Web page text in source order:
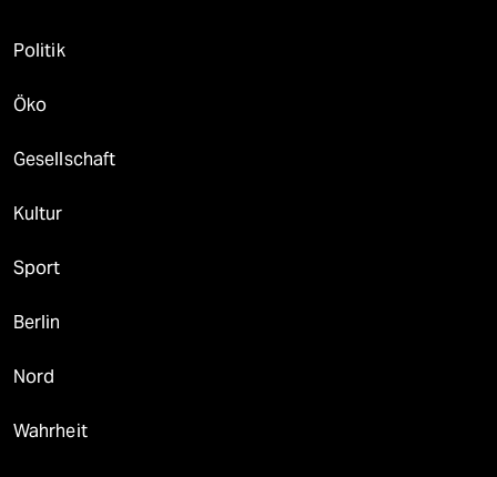
Politik
Öko
Gesellschaft
Kultur
Sport
Berlin
Nord
Wahrheit